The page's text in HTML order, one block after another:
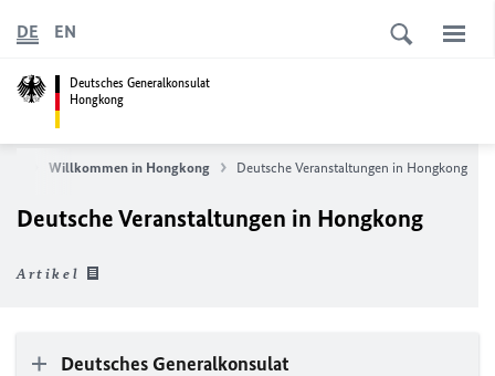
Deutsches Generalkonsulat
Hongkong
DE EN
Willkommen in Hongkong Deutsche Veranstaltungen in Hongkong
Deutsche Veranstaltungen in Hongkong
Artikel
Deutsches Generalkonsulat